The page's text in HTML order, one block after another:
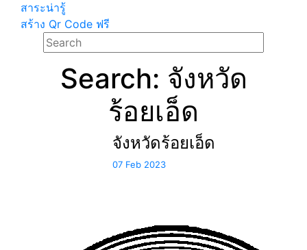
สาระน่ารู้
สร้าง Qr Code ฟรี
Search: จังหวัด
ร้อยเอ็ด
จังหวัดร้อยเอ็ด
07 Feb 2023